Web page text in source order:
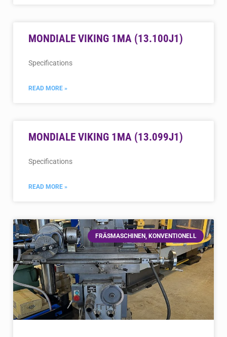
MONDIALE VIKING 1MA (13.100J1)
Specifications
READ MORE »
MONDIALE VIKING 1MA (13.099J1)
Specifications
READ MORE »
FRÄSMASCHINEN, KONVENTIONELL